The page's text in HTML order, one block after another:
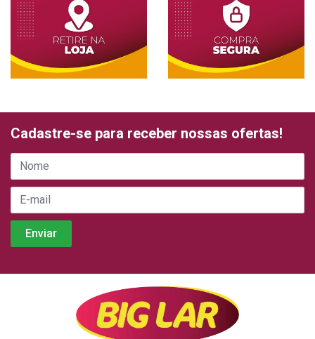
Cadastre-se para receber nossas ofertas!